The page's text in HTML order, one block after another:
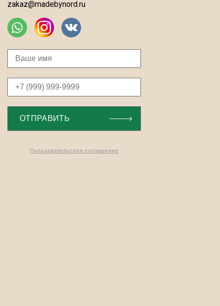
zakaz@madebynord.ru
Пользовательское соглашение